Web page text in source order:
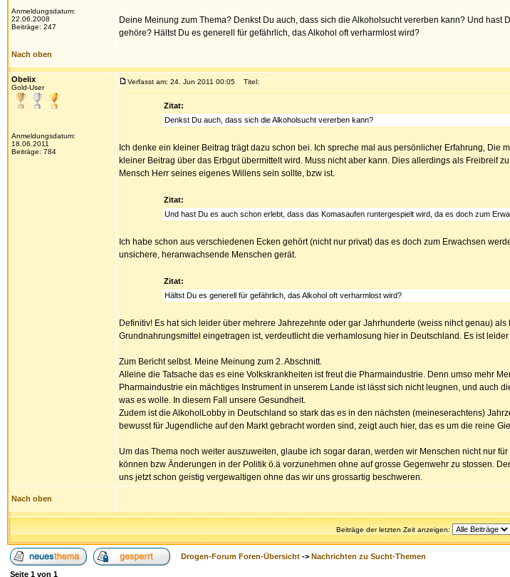
Anmeldungsdatum:
22.06.2008
Beiträge: 247
Deine Meinung zum Thema? Denkst Du auch, dass sich die Alkoholsucht vererben kann? Und
gehöre? Hältst Du es generell für gefährlich, das Alkohol oft verharmlost wird?
Nach oben
Obelix
Gold-User
Anmeldungsdatum:
18.06.2011
Beiträge: 784
Verfasst am: 24. Jun 2011 00:05 Titel:
Zitat:
Denkst Du auch, dass sich die Alkoholsucht vererben kann?
Ich denke ein kleiner Beitrag trägt dazu schon bei. Ich spreche mal aus persönlicher Erfahrung,
kleiner Beitrag über das Erbgut übermittelt wird. Muss nicht aber kann. Dies allerdings als Freibreif
Mensch Herr seines eigenes Willens sein sollte, bzw ist.
Zitat:
Und hast Du es auch schon erlebt, dass das Komasaufen runtergespielt wird, da es doch zum
Ich habe schon aus verschiedenen Ecken gehört (nicht nur privat) das es doch zum Erwachsen
unsichere, heranwachsende Menschen gerät.
Zitat:
Hältst Du es generell für gefährlich, das Alkohol oft verharmlost wird?
Definitiv! Es hat sich leider über mehrere Jahrezehnte oder gar Jahrhunderte (weiss nihct genau)
Grundnahrungsmittel eingetragen ist, verdeutlicht die verhamlosung hier in Deutschland. Es ist
Zum Bericht selbst. Meine Meinung zum 2. Abschnitt.
Alleine die Tatsache das es eine Volkskrankheiten ist freut die Pharmaindustrie. Denn umso mehr
Pharmaindustrie ein mächtiges Instrument in unserem Lande ist lässt sich nicht leugnen, und auch
was es wolle. In diesem Fall unsere Gesundheit.
Zudem ist die AlkoholLobby in Deutschland so stark das es in den nächsten (meineserachtens)
bewusst für Jugendliche auf den Markt gebracht worden sind, zeigt auch hier, das es um die reine
Um das Thema noch weiter auszuweiten, glaube ich sogar daran, werden wir Menschen nicht nur
können bzw Änderungen in der Politik ö.ä vorzunehmen ohne auf grosse Gegenwehr zu stossen.
uns jetzt schon geistig vergewaltigen ohne das wir uns grossartig beschweren.
Nach oben
Beiträge der letzten Zeit anzeigen:
Drogen-Forum Foren-Übersicht -> Nachrichten zu Sucht-Themen
Seite 1 von 1